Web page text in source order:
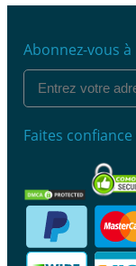
Abonnez-vous
Faites